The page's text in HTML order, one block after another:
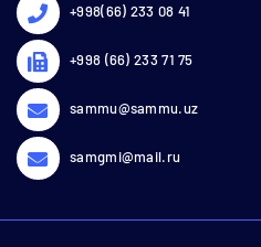
+998(66) 233 08 41
+998 (66) 233 71 75
sammu@sammu.uz
samgmi@mail.ru